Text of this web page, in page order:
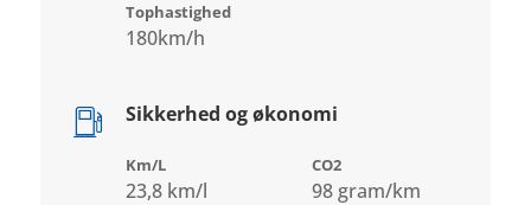
Tophastighed
180km/h
Sikkerhed og økonomi
Km/L
23,8 km/l
CO2
98 gram/km